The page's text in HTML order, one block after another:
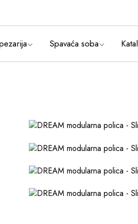
stolice
komode
Spavaća soba
Trpezarijske stolice
Trpezarijske komode